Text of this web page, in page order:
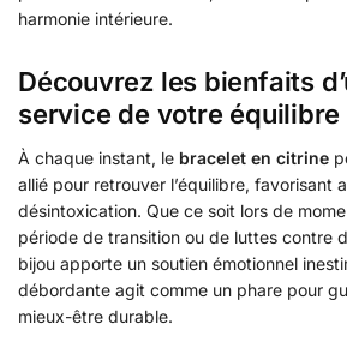
harmonie intérieure.
Découvrez les bienfaits
service de votre équilibre
À chaque instant, le bracelet en citrine
allié pour retrouver l’équilibre, favorisant
désintoxication. Que ce soit lors de
période de transition ou de luttes contre
bijou apporte un soutien émotionnel
débordante agit comme un phare pour
mieux-être durable.